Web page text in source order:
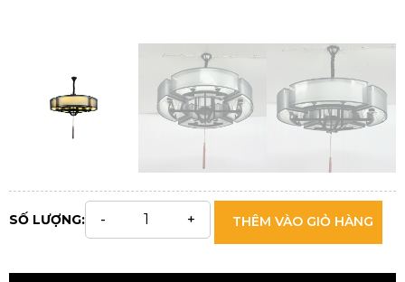
SỐ LƯỢNG: THÊM VÀO GIỎ HÀNG